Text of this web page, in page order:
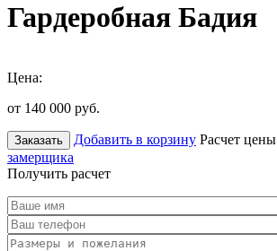
Гардеробная Бадия
Цена:
от 140 000 руб.
Заказать Добавить в корзину Расчет цены
замерщика
Получить расчет